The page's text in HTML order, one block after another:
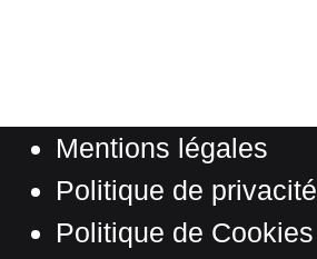
Les
options
peuvent
choisies
Mentions légales
Politique de privacité
Politique de Cookies